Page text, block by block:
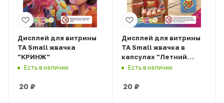
Дисплей для витрины
ТА Small жвачка
"КРИНЖ"
Есть в наличии
20 ₽
Дисплей для витрины
ТА Small жвачка в
капсулах "Летний
микс"
Есть в наличии
20 ₽